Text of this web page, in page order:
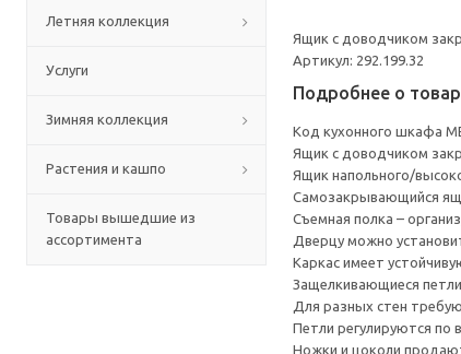
Летняя коллекция
Услуги
Зимняя коллекция
Растения и кашпо
Товары вышедшие из
ассортимента
Ящик с доводчиком
Артикул: 292.199.32
Подробнее о
Код кухонного шкафа
Ящик с доводчиком
Ящик напольного/
Cамозакрывающийся
Съемная полка –
Дверцу можно
Каркас имеет
Защелкивающиеся
Для разных стен
Петли регулируются по
Ножки и цоколи